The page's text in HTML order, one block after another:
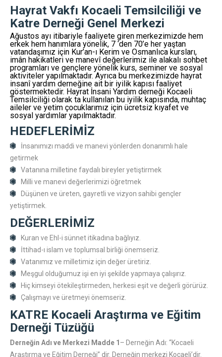
Hayrat Vakfı Kocaeli Temsilciliği ve
Katre Derneği Genel Merkezi
Ağustos ayı itibariyle faaliyete giren merkezimizde hem
erkek hem hanımlara yönelik, 7 ‘den 70’e her yaştan
vatandaşımız için Kur’an-ı Kerim ve Osmanlıca kursları,
imân hakikatleri ve manevî değerlerimiz ile alakalı sohbet
programları ve gençlere yönelik kurs, seminer ve sosyal
aktiviteler yapılmaktadır. Ayrıca bu merkezimizde hayrat
insanî yardım derneğine ait bir iyilik kapısı faaliyet
göstermektedir. Hayrat İnsani Yardım derneği Kocaeli
Temsilciliği olarak ta kullanılan bu iyilik kapısında, muhtaç
aileler ve yetim çocuklarımız için ücretsiz kıyafet ve
sosyal yardımlar yapılmaktadır.
HEDEFLERİMİZ
İnsanımızı maddi ve manevi yönlerden donanımlı hale
getirmek
Vatanına milletine faydalı bireyler yetiştirmek
Milli ve manevi değerlerimizi öğretmek
Düşünen ve üreten, gayretli ve vizyon sahibi gençler
yetiştirmek.
DEĞERLERİMİZ
Kuran ve Ehl-i sünnet itikadına bağlıyız.
İttihad-ı islam ve toplumsal birliği önemseriz.
Vatanımız ve milletimiz için değer üretiriz.
Meşgul olduğumuz işi en iyi şekilde yapmaya çalışırız.
Hiç kimseyi ötekileştirmeden, herkesi eşit ve değerli görürüz.
Çalışmayı ve üretmeyi önemseriz.
KATRE Kocaeli Araştırma ve Eğitim
Derneği Tüzüğü
Derneğin Adı ve Merkezi Madde 1 – Derneğin Adı: “Kocaeli
Araştırma ve Eğitim Derneği” dir. Derneğin merkezi Kocaeli’dir.